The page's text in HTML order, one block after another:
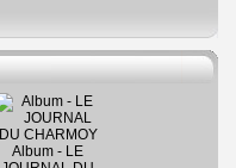
Album - LE